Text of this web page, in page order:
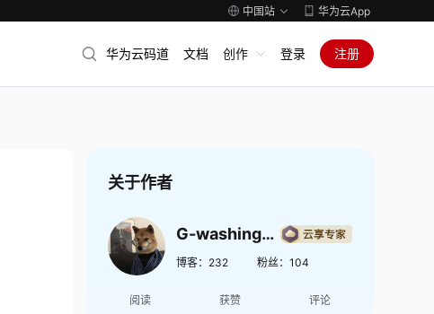
中国站 华为云App
华为云码道 文档 创作 登录 注册
关于作者
G-washington
博客： 232 粉丝： 104
阅读 获赞 评论